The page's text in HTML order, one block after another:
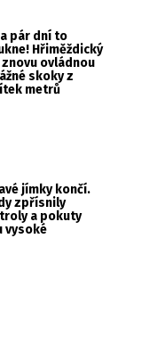
pár dní to
Hřiměždický
ovládnou
skoky z
metrů
jímky končí.
zpřísnily
a pokuty
vysoké